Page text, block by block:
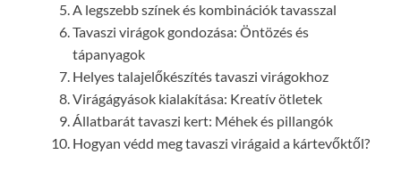
A legszebb színek és kombinációk tavasszal
Tavaszi virágok gondozása: Öntözés és
tápanyagok
Helyes talajelőkészítés tavaszi virágokhoz
Virágágyások kialakítása: Kreatív ötletek
Állatbarát tavaszi kert: Méhek és pillangók
Hogyan védd meg tavaszi virágaid a kártevőktől?